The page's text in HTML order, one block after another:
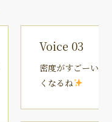
Voice 03
密度がすごーい
くなるね